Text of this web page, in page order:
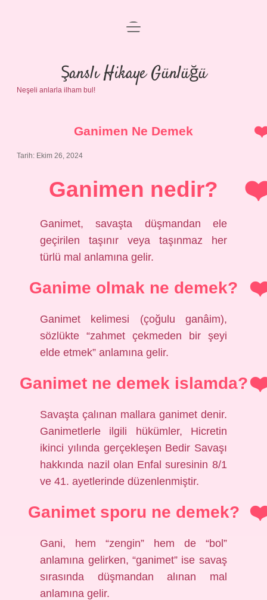
Anasayfa
Gizlilik Politikası
menüyü
Şanslı Hikaye Günlüğü
Neşeli anlarla ilham bul!
Ganimen Ne Demek
Tarih: Ekim 26, 2024
Ganimen nedir?
Ganimet, savaşta düşmandan ele
geçirilen taşınır veya taşınmaz her
türlü mal anlamına gelir.
Ganime olmak ne demek?
Ganimet kelimesi (çoğulu ganâim),
sözlükte “zahmet çekmeden bir şeyi
elde etmek” anlamına gelir.
Ganimet ne demek islamda?
Savaşta çalınan mallara ganimet denir.
Ganimetlerle ilgili hükümler, Hicretin
ikinci yılında gerçekleşen Bedir Savaşı
hakkında nazil olan Enfal suresinin 8/1
ve 41. ayetlerinde düzenlenmiştir.
Ganimet sporu ne demek?
Gani, hem “zengin” hem de “bol”
anlamına gelirken, “ganimet” ise savaş
sırasında düşmandan alınan mal
anlamına gelir.